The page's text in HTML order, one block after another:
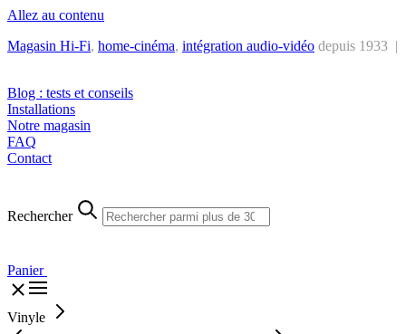
Allez au contenu
Magasin Hi-Fi, home-cinéma, intégration audio-vidéo depuis 1933 |
Blog : tests et conseils
Installations
Notre magasin
FAQ
Contact
Rechercher
Panier
Vinyle